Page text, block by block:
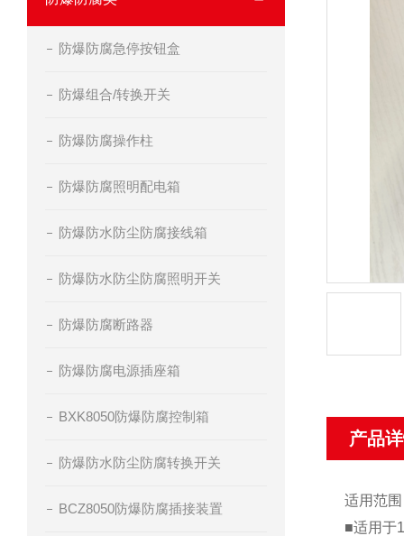
防爆防腐急停按钮盒
防爆组合/转换开关
防爆防腐操作柱
防爆防腐照明配电箱
防爆防水防尘防腐接线箱
防爆防水防尘防腐照明开关
防爆防腐断路器
防爆防腐电源插座箱
BXK8050防爆防腐控制箱
防爆防水防尘防腐转换开关
BCZ8050防爆防腐插接装置
产品
适用范
■适用于